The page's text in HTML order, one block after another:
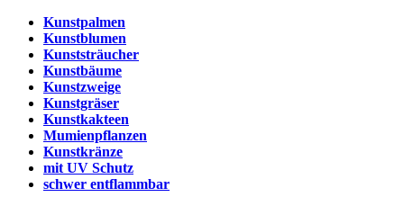
Kunstpalmen
Kunstblumen
Kunststräucher
Kunstbäume
Kunstzweige
Kunstgräser
Kunstkakteen
Mumienpflanzen
Kunstkränze
mit UV Schutz
schwer entflammbar